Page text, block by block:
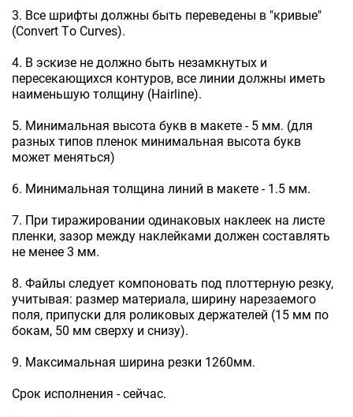
3. Все шрифты должны быть переведены в "кривые"
(Сonvert Тo Сurves).
4. В эскизе не должно быть незамкнутых и
пересекающихся контуров, все линии должны иметь
наименьшую толщину (Hairline).
5. Минимальная высота букв в макете - 5 мм. (для
разных типов пленок минимальная высота букв
может меняться)
6. Минимальная толщина линий в макете - 1.5 мм.
7. При тиражировании одинаковых наклеек на листе
пленки, зазор между наклейками должен составлять
не менее 3 мм.
8. Файлы следует компоновать под плоттерную резку,
учитывая: размер материала, ширину нарезаемого
поля, припуски для роликовых держателей (15 мм по
бокам, 50 мм сверху и снизу).
9. Максимальная ширина резки 1260мм.
Срок исполнения - сейчас.